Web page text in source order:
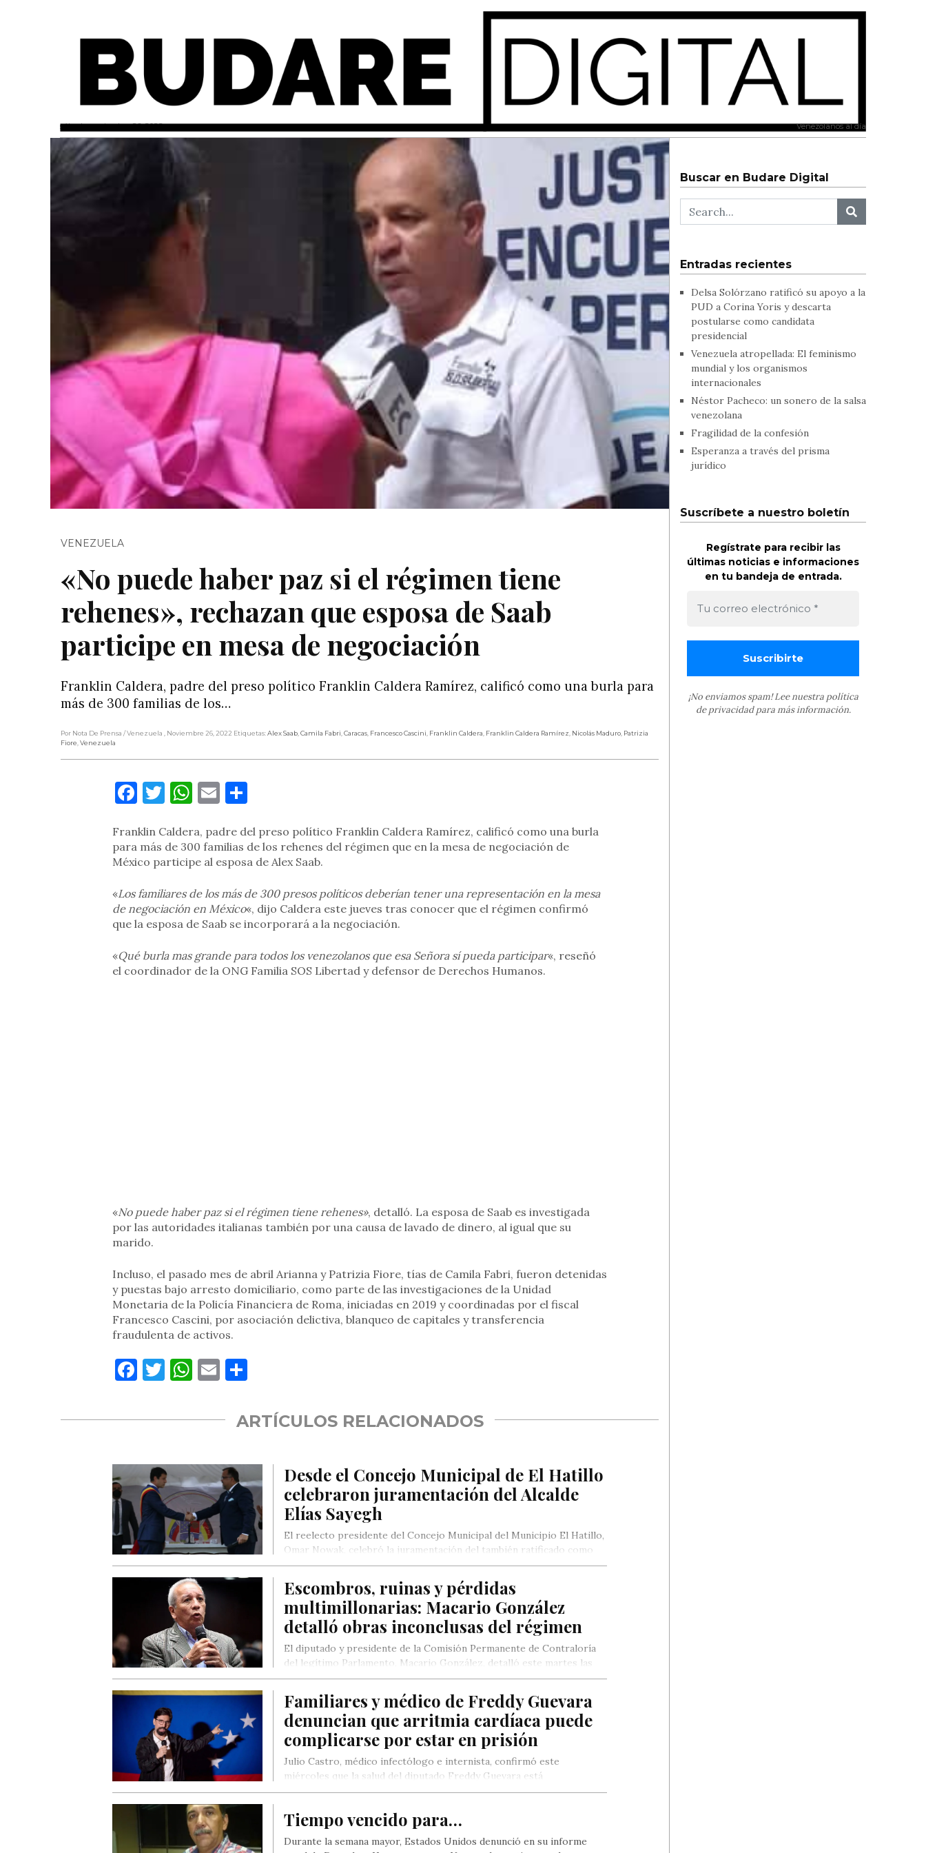
sábado, noviembre 26, 2022 Venezolanos al día
VENEZUELA
«No puede haber paz si el régimen tiene
rehenes», rechazan que esposa de Saab
participe en mesa de negociación
Franklin Caldera, padre del preso político Franklin Caldera Ramírez, calificó como una burla para
más de 300 familias de los…
Por Nota De Prensa / Venezuela , Noviembre 26, 2022 Etiquetas:Alex Saab,Camila Fabri,Caracas, Francesco Cascini, Franklin Caldera, Franklin Caldera Ramírez, Nicolás Maduro, Patrizia
Fiore,Venezuela
Facebook
Twitter
WhatsApp
EmailCompartir
Franklin Caldera, padre del preso político Franklin Caldera Ramírez, calificó como una burla
para más de 300 familias de los rehenes del régimen que en la mesa de negociación de
México participe al esposa de Alex Saab.
«Los familiares de los más de 300 presos políticos deberían tener una representación en la mesa
de negociación en México«, dijo Caldera este jueves tras conocer que el régimen confirmó
que la esposa de Saab se incorporará a la negociación.
«Qué burla mas grande para todos los venezolanos que esa Señora sí pueda participar«, reseñó
el coordinador de la ONG Familia SOS Libertad y defensor de Derechos Humanos.
«No puede haber paz si el régimen tiene rehenes», detalló. La esposa de Saab es investigada
por las autoridades italianas también por una causa de lavado de dinero, al igual que su
marido.
Incluso, el pasado mes de abril Arianna y Patrizia Fiore, tías de Camila Fabri, fueron detenidas
y puestas bajo arresto domiciliario, como parte de las investigaciones de la Unidad
Monetaria de la Policía Financiera de Roma, iniciadas en 2019 y coordinadas por el fiscal
Francesco Cascini, por asociación delictiva, blanqueo de capitales y transferencia
fraudulenta de activos.
Facebook
Twitter
WhatsApp
EmailCompartir
ARTÍCULOS RELACIONADOS
Desde el Concejo Municipal de El Hatillo
celebraron juramentación del Alcalde
Elías Sayegh
El reelecto presidente del Concejo Municipal del Municipio El Hatillo,
Omar Nowak, celebró la juramentación del también ratificado como
alcalde,…
Escombros, ruinas y pérdidas
multimillonarias: Macario González
detalló obras inconclusas del régimen
El diputado y presidente de la Comisión Permanente de Contraloría
del legítimo Parlamento, Macario González, detalló este martes las
obras…
Familiares y médico de Freddy Guevara
denuncian que arritmia cardíaca puede
complicarse por estar en prisión
Julio Castro, médico infectólogo e internista, confirmó este
miércoles que la salud del diputado Freddy Guevara está
comprometida por la…
Tiempo vencido para…
Durante la semana mayor, Estados Unidos denunció en su informe
Buscar en Budare Digital
Entradas recientes
Delsa Solórzano ratificó su apoyo a la
PUD a Corina Yoris y descarta
postularse como candidata
presidencial
Venezuela atropellada: El feminismo
mundial y los organismos
internacionales
Néstor Pacheco: un sonero de la salsa
venezolana
Fragilidad de la confesión
Esperanza a través del prisma
jurídico
Suscríbete a nuestro boletín
Regístrate para recibir las
últimas noticias e informaciones
en tu bandeja de entrada.
¡No enviamos spam! Lee nuestra política
de privacidadpara más información.